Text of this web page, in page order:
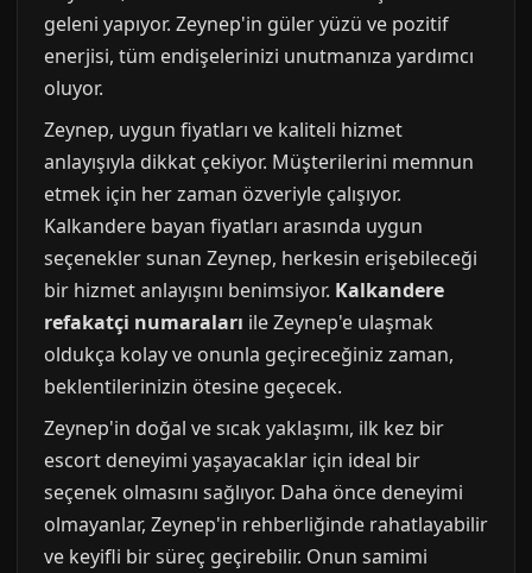
geleni yapıyor. Zeynep'in güler yüzü ve pozitif
enerjisi, tüm endişelerinizi unutmanıza yardımcı
oluyor.
Zeynep, uygun fiyatları ve kaliteli hizmet
anlayışıyla dikkat çekiyor. Müşterilerini memnun
etmek için her zaman özveriyle çalışıyor.
Kalkandere bayan fiyatları arasında uygun
seçenekler sunan Zeynep, herkesin erişebileceği
bir hizmet anlayışını benimsiyor. Kalkandere
refakatçi numaraları ile Zeynep'e ulaşmak
oldukça kolay ve onunla geçireceğiniz zaman,
beklentilerinizin ötesine geçecek.
Zeynep'in doğal ve sıcak yaklaşımı, ilk kez bir
escort deneyimi yaşayacaklar için ideal bir
seçenek olmasını sağlıyor. Daha önce deneyimi
olmayanlar, Zeynep'in rehberliğinde rahatlayabilir
ve keyifli bir süreç geçirebilir. Onun samimi